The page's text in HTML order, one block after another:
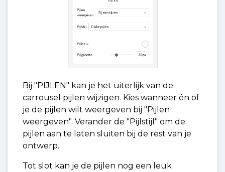
Bij "PIJLEN" kan je het uiterlijk van de
carrousel pijlen wijzigen. Kies wanneer én of
je de pijlen wilt weergeven bij "Pijlen
weergeven". Verander de "Pijlstijl" om de
pijlen aan te laten sluiten bij de rest van je
ontwerp.
Tot slot kan je de pijlen nog een leuk